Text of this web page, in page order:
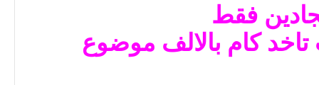
فقط
كام بالالف موضوع